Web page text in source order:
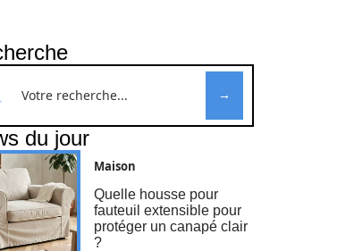
du jour
Maison
Quelle housse pour
fauteuil extensible pour
protéger un canapé clair
?